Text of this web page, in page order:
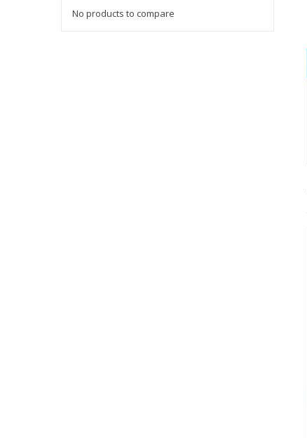
No products to compare